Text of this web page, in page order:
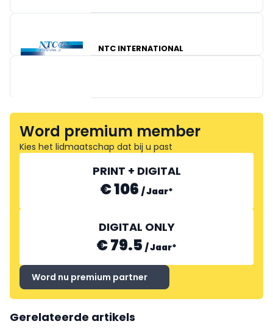
NTC INTERNATIONAL
HACOS
Word premium member
Kies het lidmaatschap dat bij u past
PRINT + DIGITAL
€ 106 /Jaar*
DIGITAL ONLY
€ 79.5 /Jaar*
Word nu premium partner
Gerelateerde artikels